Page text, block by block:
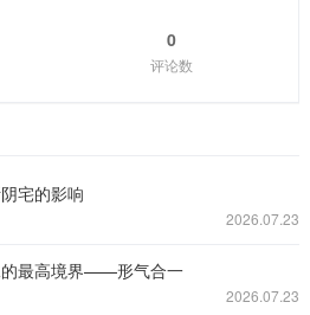
0
评论数
宅的影响
2026.07.23
的最高境界——形气合一
2026.07.23